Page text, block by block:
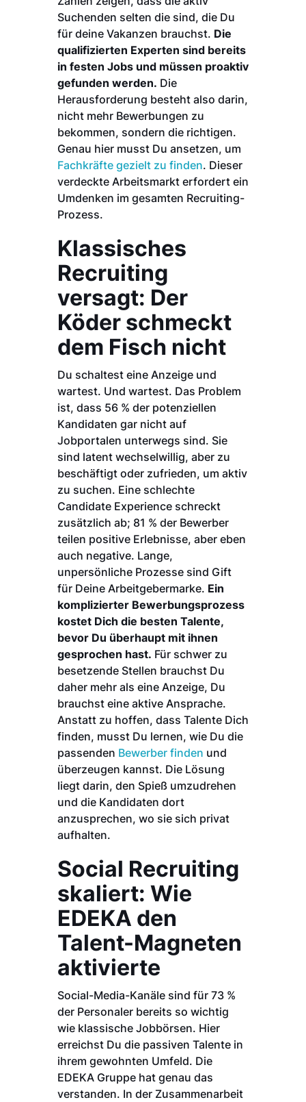
Suchenden selten die sind, die Du
für deine Vakanzen brauchst. Die
qualifizierten Experten sind bereits
in festen Jobs und müssen proaktiv
gefunden werden. Die
Herausforderung besteht also darin,
nicht mehr Bewerbungen zu
bekommen, sondern die richtigen.
Genau hier musst Du ansetzen, um
Fachkräfte gezielt zu finden. Dieser
verdeckte Arbeitsmarkt erfordert ein
Umdenken im gesamten Recruiting-
Prozess.
Klassisches
Recruiting
versagt: Der
Köder schmeckt
dem Fisch nicht
Du schaltest eine Anzeige und
wartest. Und wartest. Das Problem
ist, dass 56 % der potenziellen
Kandidaten gar nicht auf
Jobportalen unterwegs sind. Sie
sind latent wechselwillig, aber zu
beschäftigt oder zufrieden, um aktiv
zu suchen. Eine schlechte
Candidate Experience schreckt
zusätzlich ab; 81 % der Bewerber
teilen positive Erlebnisse, aber eben
auch negative. Lange,
unpersönliche Prozesse sind Gift
für Deine Arbeitgebermarke. Ein
komplizierter Bewerbungsprozess
kostet Dich die besten Talente,
bevor Du überhaupt mit ihnen
gesprochen hast. Für schwer zu
besetzende Stellen brauchst Du
daher mehr als eine Anzeige, Du
brauchst eine aktive Ansprache.
Anstatt zu hoffen, dass Talente Dich
finden, musst Du lernen, wie Du die
passenden Bewerber finden und
überzeugen kannst. Die Lösung
liegt darin, den Spieß umzudrehen
und die Kandidaten dort
anzusprechen, wo sie sich privat
aufhalten.
Social Recruiting
skaliert: Wie
EDEKA den
Talent-Magneten
aktivierte
Social-Media-Kanäle sind für 73 %
der Personaler bereits so wichtig
wie klassische Jobbörsen. Hier
erreichst Du die passiven Talente in
ihrem gewohnten Umfeld. Die
EDEKA Gruppe hat genau das
verstanden. In der Zusammenarbeit